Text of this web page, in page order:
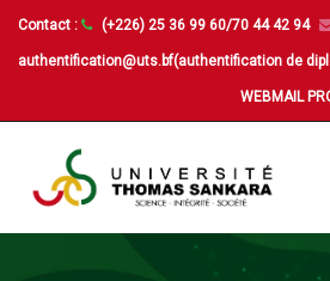
Contact : (+226) 25 36 99 60/70 44 42 94
authentification@uts.bf(authentification de
WEBMAIL